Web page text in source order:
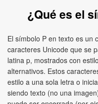
¿Qué es el
El símbolo P en texto es un
caracteres Unicode que se
latina p, mostrados con
alternativos. Estos
estilo a una sola letra o
siendo texto (no una